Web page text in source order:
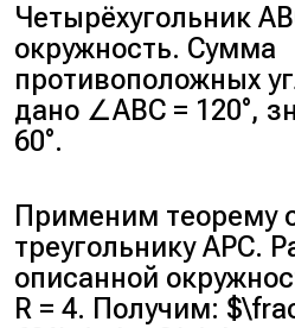
Четырёхугольник
окружность. Сумма
противоположных
дано ∠ABC = 120°,
60°.
Применим теорему
треугольнику APC.
описанной
R = 4. Получим: